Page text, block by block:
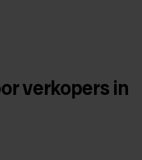
verkopers in